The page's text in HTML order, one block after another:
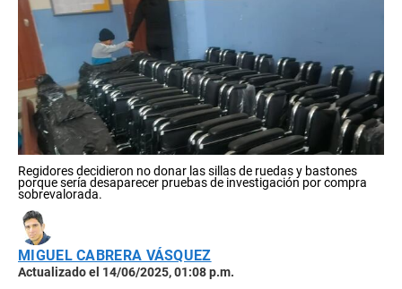
Regidores decidieron no donar las sillas de ruedas y bastones
porque sería desaparecer pruebas de investigación por compra
sobrevalorada.
MIGUEL CABRERA VÁSQUEZ
Actualizado el 14/06/2025, 01:08 p.m.